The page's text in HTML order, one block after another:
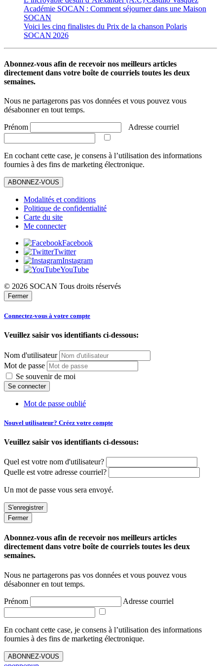
Académie SOCAN : Comment séjourner dans une Maison
SOCAN
Voici les cinq finalistes du Prix de la chanson Polaris
SOCAN 2026
Abonnez-vous afin de recevoir nos meilleurs articles
directement dans votre boîte de courriels toutes les deux
semaines.
Nous ne partagerons pas vos données et vous pouvez vous
désabonner en tout temps.
Prénom Adresse courriel
En cochant cette case, je consens à l’utilisation des informations
fournies à des fins de marketing électronique.
ABONNEZ-VOUS
Modalités et conditions
Politique de confidentialité
Carte du site
Me connecter
Facebook
Twitter
Instagram
YouTube
© 2026 SOCAN Tous droits réservés
Fermer
Connectez-vous à votre compte
Veuillez saisir vos identifiants ci-dessous:
Nom d'utilisateur
Mot de passe
Se souvenir de moi
Mot de passe oublié
Nouvel utilisateur? Créez votre compte
Veuillez saisir vos identifiants ci-dessous:
Quel est votre nom d'utilisateur?
Quelle est votre adresse courriel?
Un mot de passe vous sera envoyé.
Fermer
Abonnez-vous afin de recevoir nos meilleurs articles
directement dans votre boîte de courriels toutes les deux
semaines.
Nous ne partagerons pas vos données et vous pouvez vous
désabonner en tout temps.
Prénom Adresse courriel
En cochant cette case, je consens à l’utilisation des informations
fournies à des fins de marketing électronique.
ABONNEZ-VOUS